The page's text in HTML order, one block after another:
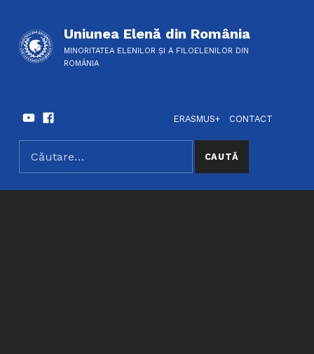
Uniunea Elenă din România
MINORITATEA ELENILOR ȘI A FILOELENILOR DIN
ROMÂNIA
SOCIAL LINKS
YoutubeFacebook
ERASMUS+
CONTACT
SEARCH THE SITE
Caută după: